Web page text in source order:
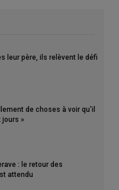
leur père, ils relèvent le défi
de choses à voir qu'il
jours »
: le retour des
attendu